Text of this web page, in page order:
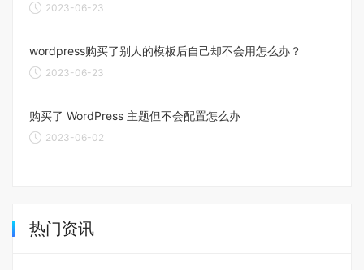
2023-06-23
wordpress购买了别人的模板后自己却不会用怎么办？
2023-06-23
购买了 WordPress 主题但不会配置怎么办
2023-06-02
热门资讯